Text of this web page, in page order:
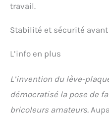
travail.
Stabilité et sécurité
L’info en plus
L’invention du lève-
démocratisé la pose de
bricoleurs amateurs.